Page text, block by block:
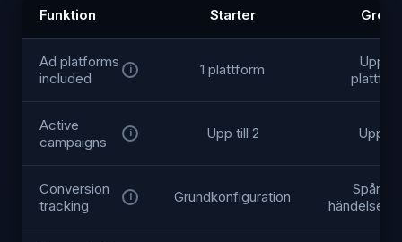
Funktion Starter
Ad platforms
included
i 1 plattform
Upp
Active
campaigns
i Upp till 2 Upp
Conversion
tracking
i Grundkonfiguration